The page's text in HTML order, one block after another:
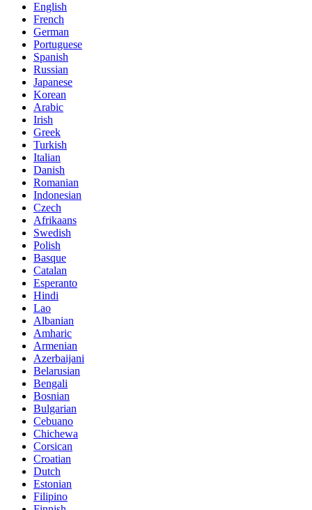
English
French
German
Portuguese
Spanish
Russian
Japanese
Korean
Arabic
Irish
Greek
Turkish
Italian
Danish
Romanian
Indonesian
Czech
Afrikaans
Swedish
Polish
Basque
Catalan
Esperanto
Hindi
Lao
Albanian
Amharic
Armenian
Azerbaijani
Belarusian
Bengali
Bosnian
Bulgarian
Cebuano
Chichewa
Corsican
Croatian
Dutch
Estonian
Filipino